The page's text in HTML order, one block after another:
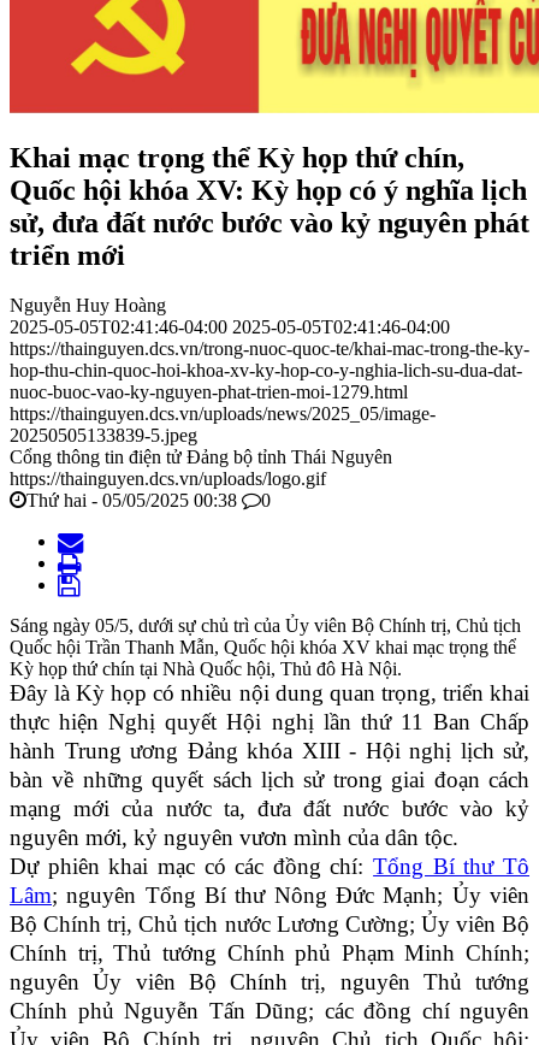
Khai mạc trọng thể Kỳ họp thứ chín,
Quốc hội khóa XV: Kỳ họp có ý nghĩa lịch
sử, đưa đất nước bước vào kỷ nguyên phát
triển mới
Nguyễn Huy Hoàng
2025-05-05T02:41:46-04:00 2025-05-05T02:41:46-04:00
https://thainguyen.dcs.vn/trong-nuoc-quoc-te/khai-mac-trong-the-ky-
hop-thu-chin-quoc-hoi-khoa-xv-ky-hop-co-y-nghia-lich-su-dua-dat-
nuoc-buoc-vao-ky-nguyen-phat-trien-moi-1279.html
https://thainguyen.dcs.vn/uploads/news/2025_05/image-
20250505133839-5.jpeg
Cổng thông tin điện tử Đảng bộ tỉnh Thái Nguyên
https://thainguyen.dcs.vn/uploads/logo.gif
Thứ hai - 05/05/2025 00:38
0
Sáng ngày 05/5, dưới sự chủ trì của Ủy viên Bộ Chính trị, Chủ tịch
Quốc hội Trần Thanh Mẫn, Quốc hội khóa XV khai mạc trọng thể
Kỳ họp thứ chín tại Nhà Quốc hội, Thủ đô Hà Nội.
Đây là Kỳ họp có nhiều nội dung quan trọng, triển khai
thực hiện Nghị quyết Hội nghị lần thứ 11 Ban Chấp
hành Trung ương Đảng khóa XIII - Hội nghị lịch sử,
bàn về những quyết sách lịch sử trong giai đoạn cách
mạng mới của nước ta, đưa đất nước bước vào kỷ
nguyên mới, kỷ nguyên vươn mình của dân tộc.
Dự phiên khai mạc có các đồng chí:Tổng Bí thư Tô
Lâm; nguyên Tổng Bí thư Nông Đức Mạnh; Ủy viên
Bộ Chính trị, Chủ tịch nước Lương Cường; Ủy viên Bộ
Chính trị, Thủ tướng Chính phủ Phạm Minh Chính;
nguyên Ủy viên Bộ Chính trị, nguyên Thủ tướng
Chính phủ Nguyễn Tấn Dũng; các đồng chí nguyên